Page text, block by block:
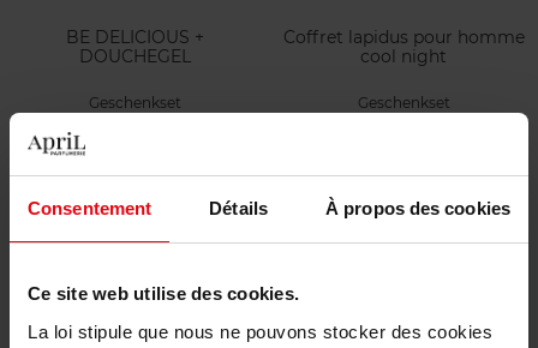
Consentement Détails À propos des cookies
Ce site web utilise des cookies.
La loi stipule que nous ne pouvons stocker des cookies
BE DELICIOUS +
DOUCHEGEL
Geschenkset
€ 89,50
Coffret lapidus pour homme
cool night
Geschenkset